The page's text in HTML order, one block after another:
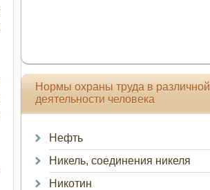
Нормы охраны труда в различной
деятельности человека
Нефть
Никель, соединения никеля
Никотин